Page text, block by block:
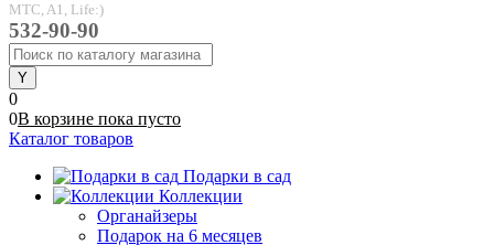
MTC, A1, Life:)
532-90-90
0
0В корзине пока пусто
Каталог товаров
Подарки в сад
Коллекции
Органайзеры
Подарок на 6 месяцев